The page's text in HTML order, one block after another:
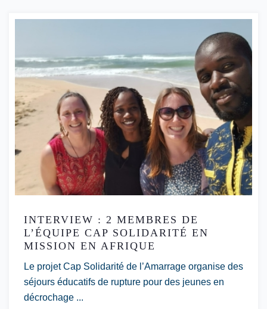
INTERVIEW : 2 MEMBRES DE
L’ÉQUIPE CAP SOLIDARITÉ EN
MISSION EN AFRIQUE
Le projet Cap Solidarité de l’Amarrage organise des
séjours éducatifs de rupture pour des jeunes en
décrochage ...